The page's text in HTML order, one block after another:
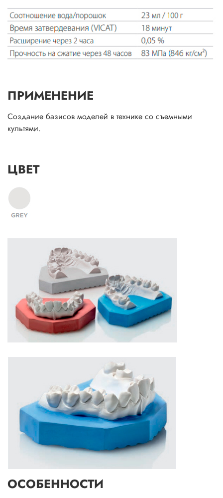
ПРИМЕНЕНИЕ
Создание базисов моделей в технике со съемными
культями.
ЦВЕТ
ОСОБЕННОСТИ